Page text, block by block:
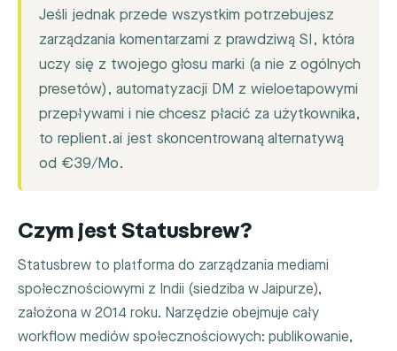
Jeśli jednak przede wszystkim potrzebujesz
zarządzania komentarzami z prawdziwą SI, która
uczy się z twojego głosu marki (a nie z ogólnych
presetów), automatyzacji DM z wieloetapowymi
przepływami i nie chcesz płacić za użytkownika,
to replient.ai jest skoncentrowaną alternatywą
od €39/Mo.
Czym jest Statusbrew?
Statusbrew to platforma do zarządzania mediami
społecznościowymi z Indii (siedziba w Jaipurze),
założona w 2014 roku. Narzędzie obejmuje cały
workflow mediów społecznościowych: publikowanie,